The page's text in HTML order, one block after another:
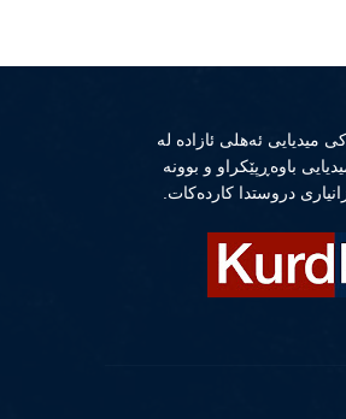
میدیایی ئەهلی ئازادە لە
باوەڕپێكراو و بوونە
دروستدا كاردەكات.